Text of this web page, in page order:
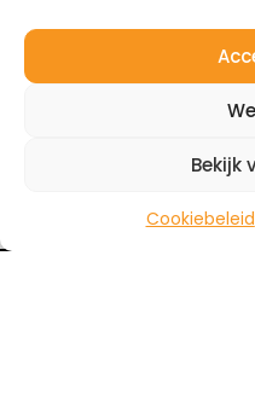
Bekijk
Cookiebeleid